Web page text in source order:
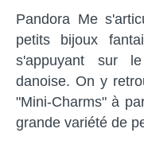
Pandora Me
petits bijoux
s'appuyant sur
danoise. On y
"Mini-Charms" à
grande variété de